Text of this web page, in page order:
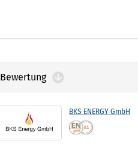
Bewertung
BKS ENERGY GmbH